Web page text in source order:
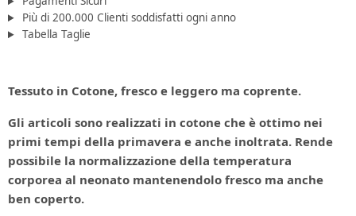
Più di 200.000 Clienti soddisfatti ogni anno
Tabella Taglie
Tessuto in Cotone, fresco e leggero ma coprente.
Gli articoli sono realizzati in cotone che è ottimo nei
primi tempi della primavera e anche inoltrata. Rende
possibile la normalizzazione della temperatura
corporea al neonato mantenendolo fresco ma anche
ben coperto.